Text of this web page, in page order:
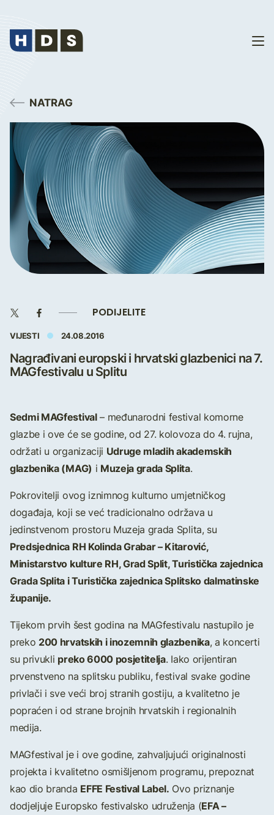
NATRAG
PODIJELITE
VIJESTI 24.08.2016
Nagrađivani europski i hrvatski glazbenici na 7.
MAGfestivalu u Splitu
Sedmi MAGfestival– međunarodni festival komorne
glazbe i ove će se godine, od 27. kolovoza do 4. rujna,
održati u organizaciji Udruge mladih akademskih
glazbenika (MAG) i Muzeja grada Splita.
Pokrovitelji ovog iznimnog kulturno umjetničkog
događaja, koji se već tradicionalno održava u
jedinstvenom prostoru Muzeja grada Splita, su
Predsjednica RH Kolinda Grabar – Kitarović,
Ministarstvo kulture RH, Grad Split, Turistička zajednica
Grada Splita i Turistička zajednica Splitsko dalmatinske
županije.
Tijekom prvih šest godina na MAGfestivalu nastupilo je
preko200 hrvatskih i inozemnih glazbenika, a koncerti
su privukli preko 6000 posjetitelja. Iako orijentiran
prvenstveno na splitsku publiku, festival svake godine
privlači i sve veći broj stranih gostiju, a kvalitetno je
popraćen i od strane brojnih hrvatskih i regionalnih
medija.
MAGfestival je i ove godine, zahvaljujući originalnosti
projekta i kvalitetno osmišljenom programu, prepoznat
kao dio branda EFFE Festival Label. Ovo priznanje
dodjeljuje Europsko festivalsko udruženja (EFA –